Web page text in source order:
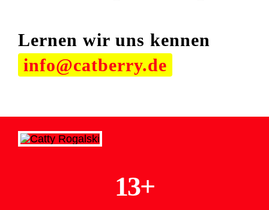
Lernen wir uns kennen
info@catberry.de
13+